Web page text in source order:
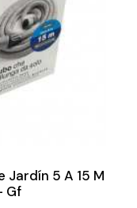
5 A 15 M
Gf